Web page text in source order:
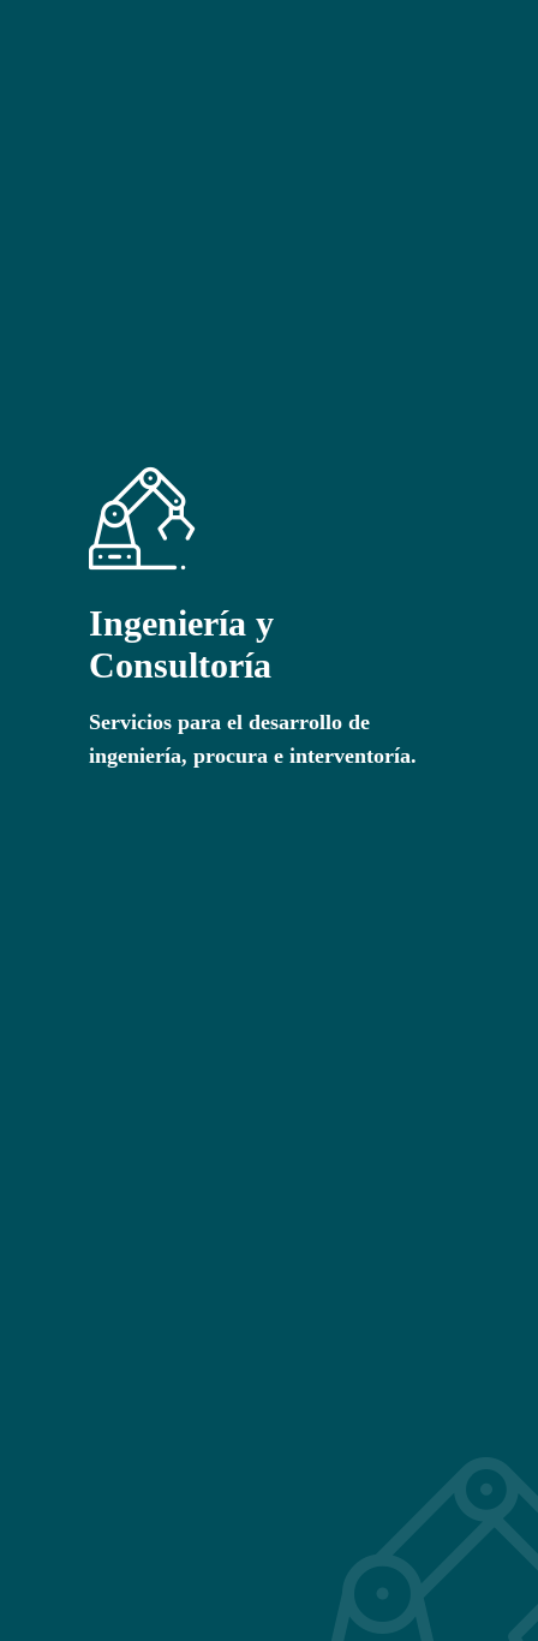
Ingeniería y
Consultoría
Servicios para el desarrollo de
ingeniería, procura e interventoría.